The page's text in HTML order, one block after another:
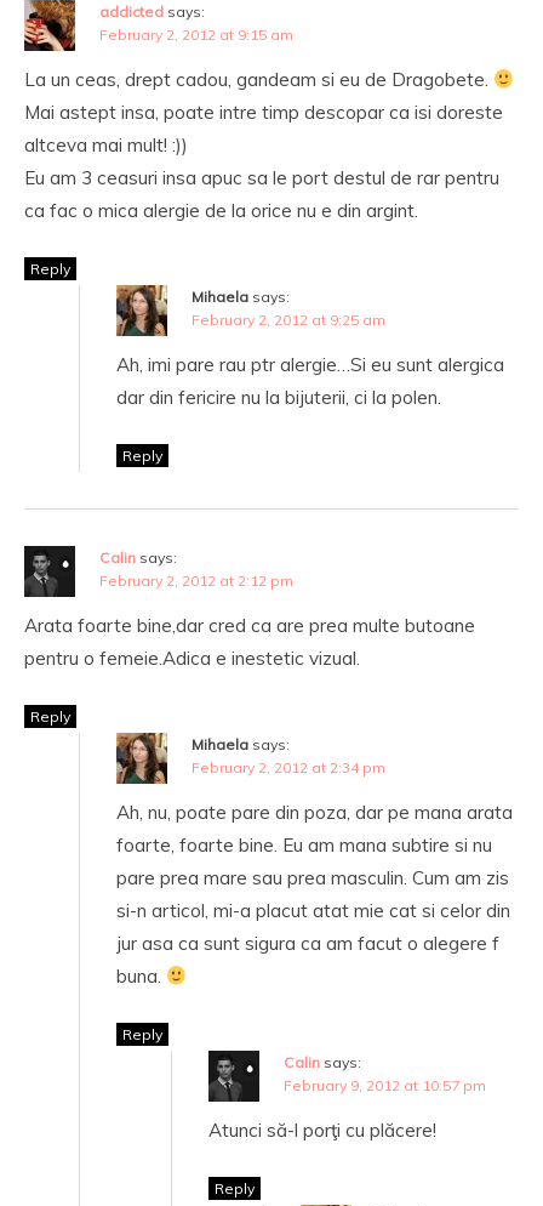
addicted says:
February 2, 2012 at 9:15 am
La un ceas, drept cadou, gandeam si eu de Dragobete.
Mai astept insa, poate intre timp descopar ca isi doreste
altceva mai mult! :))
Eu am 3 ceasuri insa apuc sa le port destul de rar pentru
ca fac o mica alergie de la orice nu e din argint.
Reply
Mihaela says:
February 2, 2012 at 9:25 am
Ah, imi pare rau ptr alergie…Si eu sunt alergica
dar din fericire nu la bijuterii, ci la polen.
Reply
Calin says:
February 2, 2012 at 2:12 pm
Arata foarte bine,dar cred ca are prea multe butoane
pentru o femeie.Adica e inestetic vizual.
Reply
Mihaela says:
February 2, 2012 at 2:34 pm
Ah, nu, poate pare din poza, dar pe mana arata
foarte, foarte bine. Eu am mana subtire si nu
pare prea mare sau prea masculin. Cum am zis
si-n articol, mi-a placut atat mie cat si celor din
jur asa ca sunt sigura ca am facut o alegere f
buna.
Reply
Calin says:
February 9, 2012 at 10:57 pm
Atunci să-l porţi cu plăcere!
Reply